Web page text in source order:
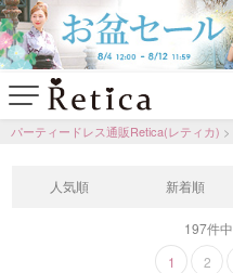
パーティードレス通販Retica(レティカ)
人気順 新着順
197件中
1
2